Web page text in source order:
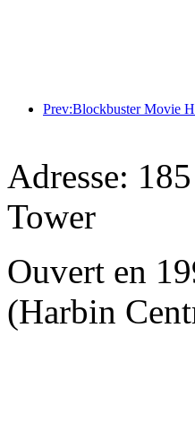
Adresse:
Tower
Ouvert en
(Harbin